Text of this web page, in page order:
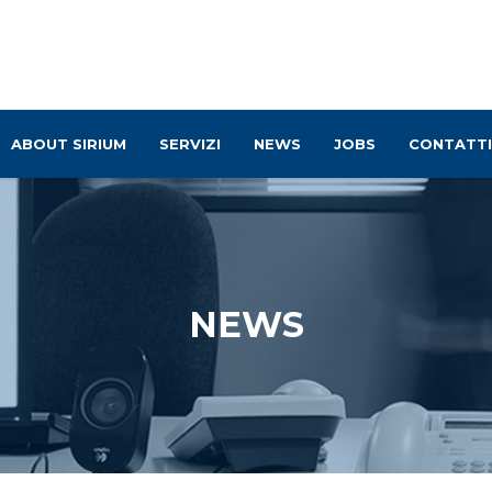
ABOUT SIRIUM SERVIZI NEWS JOBS CONTATTI
NEWS